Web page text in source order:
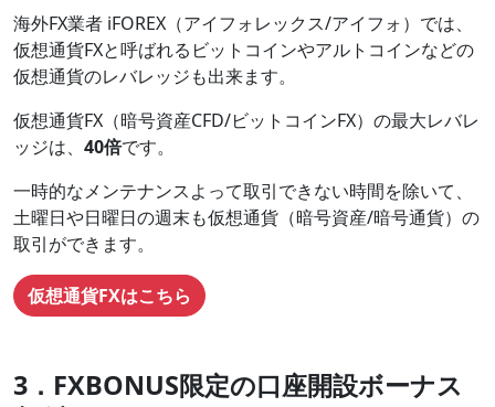
海外FX業者 iFOREX（アイフォレックス/アイフォ）では、
仮想通貨FXと呼ばれるビットコインやアルトコインなどの
仮想通貨のレバレッジも出来ます。
仮想通貨FX（暗号資産CFD/ビットコインFX）の最大レバレ
ッジは、 40倍です。
一時的なメンテナンスよって取引できない時間を除いて、
土曜日や日曜日の週末も仮想通貨（暗号資産/暗号通貨）の
取引ができます。
仮想通貨FXはこちら
3．FXBONUS限定の口座開設ボーナス